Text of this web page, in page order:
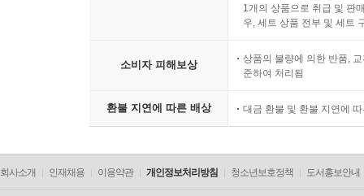
1개의 상품으로 취급 및 판
우, 세트 상품 전부 및 세트
소비자 피해보상
상품의 불량에 의한 반품,
준하여 처리됨
환불 지연에 따른 배상 대금 환불 및 환불 지연에
회사소개 인재채용 이용약관 개인정보처리방침 청소년보호정책 도서홍보안내